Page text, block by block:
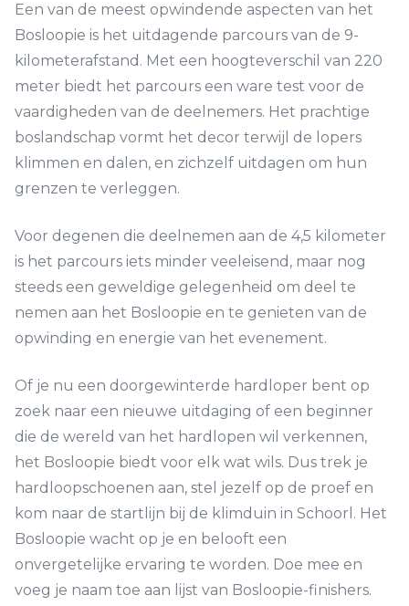
Een van de meest opwindende aspecten van het
Bosloopie is het uitdagende parcours van de 9-
kilometerafstand. Met een hoogteverschil van 220
meter biedt het parcours een ware test voor de
vaardigheden van de deelnemers. Het prachtige
boslandschap vormt het decor terwijl de lopers
klimmen en dalen, en zichzelf uitdagen om hun
grenzen te verleggen.
Voor degenen die deelnemen aan de 4,5 kilometer
is het parcours iets minder veeleisend, maar nog
steeds een geweldige gelegenheid om deel te
nemen aan het Bosloopie en te genieten van de
opwinding en energie van het evenement.
Of je nu een doorgewinterde hardloper bent op
zoek naar een nieuwe uitdaging of een beginner
die de wereld van het hardlopen wil verkennen,
het Bosloopie biedt voor elk wat wils. Dus trek je
hardloopschoenen aan, stel jezelf op de proef en
kom naar de startlijn bij de klimduin in Schoorl. Het
Bosloopie wacht op je en belooft een
onvergetelijke ervaring te worden. Doe mee en
voeg je naam toe aan lijst van Bosloopie-finishers.